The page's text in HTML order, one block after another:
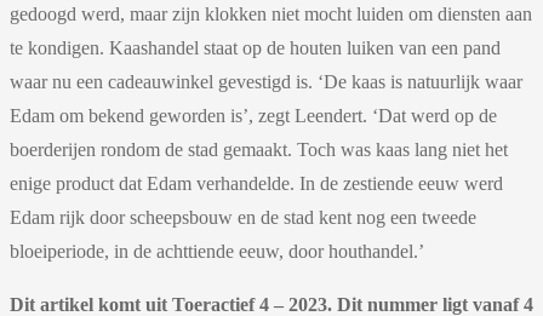
gedoogd werd, maar zijn klokken niet mocht luiden om diensten aan
te kondigen. Kaashandel staat op de houten luiken van een pand
waar nu een cadeauwinkel gevestigd is. ‘De kaas is natuurlijk waar
Edam om bekend geworden is’, zegt Leendert. ‘Dat werd op de
boerderijen rondom de stad gemaakt. Toch was kaas lang niet het
enige product dat Edam verhandelde. In de zestiende eeuw werd
Edam rijk door scheepsbouw en de stad kent nog een tweede
bloeiperiode, in de achttiende eeuw, door houthandel.’
Dit artikel komt uit Toeractief 4 – 2023. Dit nummer ligt vanaf 4